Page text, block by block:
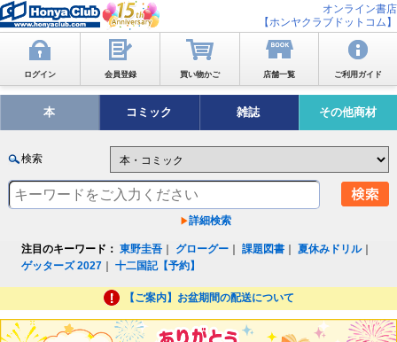
オンライン書店
【ホンヤクラブドットコム】
ログイン 会員登録 買い物かご 店舗一覧 ご利用ガイド
本 コミック 雑誌 その他商材
検索
詳細検索
注目のキーワード： 東野圭吾 グローグー ｜課題図書 ｜夏休みドリル｜
ゲッターズ 2027 ｜十二国記【予約】
【ご案内】お盆期間の配送について